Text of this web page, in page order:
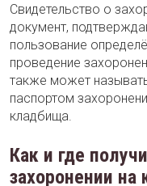
Свидетельство о
документ,
пользование
проведение
также может
паспортом
кладбища.
Как и где
захоронении